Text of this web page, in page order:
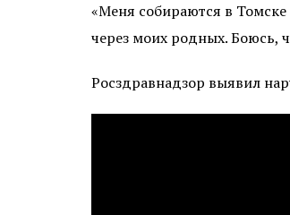
«Меня собираются в
через моих родных. Боюсь,
Росздравнадзор выявил